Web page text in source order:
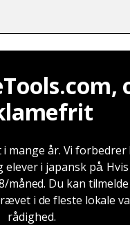
mange år. Vi
i japansk på.
Du kan
i de fleste lokale
rådighed.